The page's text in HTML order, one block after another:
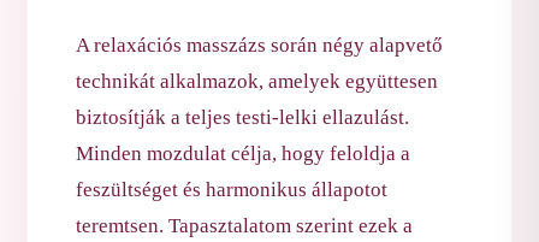
A relaxációs masszázs során négy alapvető
technikát alkalmazok, amelyek együttesen
biztosítják a teljes testi-lelki ellazulást.
Minden mozdulat célja, hogy feloldja a
feszültséget és harmonikus állapotot
teremtsen. Tapasztalatom szerint ezek a